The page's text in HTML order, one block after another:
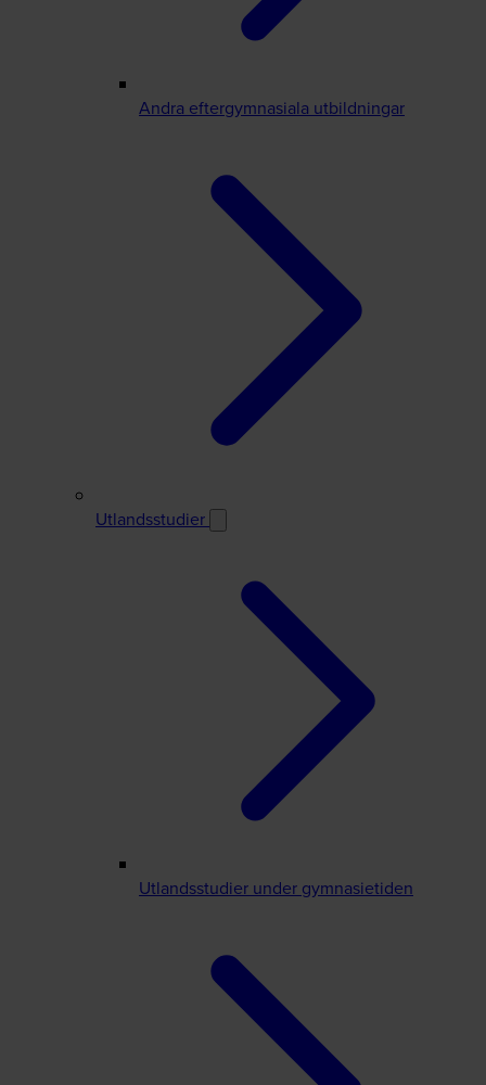
Andra eftergymnasiala utbildningar
Utlandsstudier
Utlandsstudier under gymnasietiden